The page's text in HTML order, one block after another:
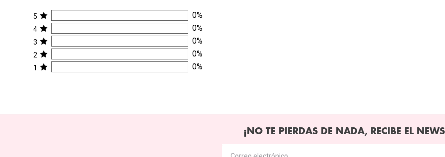
5 0%
4 0%
3 0%
2 0%
1 0%
¡NO TE PIERDAS DE NADA, RECIBE EL